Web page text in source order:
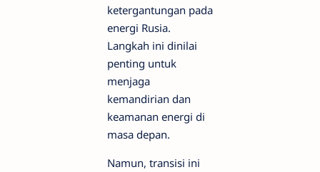
ketergantungan pada
energi Rusia.
Langkah ini dinilai
penting untuk
menjaga
kemandirian dan
keamanan energi di
masa depan.
Namun, transisi ini